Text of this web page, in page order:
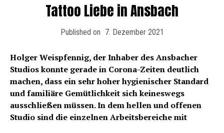
Tattoo Liebe in Ansbach
Published on 7. Dezember 2021
Holger Weispfennig, der Inhaber des Ansbacher
Studios konnte gerade in Corona-Zeiten deutlich
machen, dass ein sehr hoher hygienischer Standard
und familiäre Gemütlichkeit sich keineswegs
ausschließen müssen. In dem hellen und offenen
Studio sind die einzelnen Arbeitsbereiche mit